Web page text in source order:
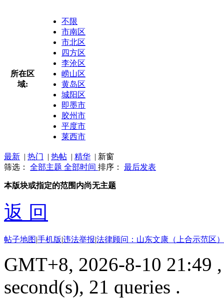
所在区
域:
不限
市南区
市北区
四方区
李沧区
崂山区
黄岛区
城阳区
即墨市
胶州市
平度市
莱西市
最新 | 热门 | 热帖 | 精华 | 新窗
筛选： 全部主题 全部时间 排序： 最后发表
本版块或指定的范围内尚无主题
返 回
帖子地图|手机版|违法举报|法律顾问：山东文康（上合示范区
GMT+8, 2026-8-10 21:49
second(s), 21 queries .